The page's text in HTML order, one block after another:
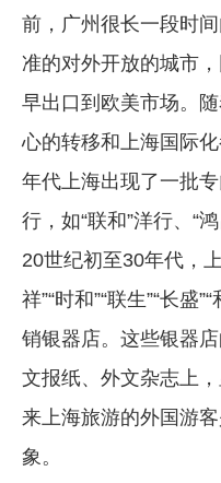
前，广州很长一段时
准的对外开放的城市
早出口到欧美市场。
心的转移和上海国际
年代上海出现了一批
行，如“联和”洋行、“
20世纪初至30年代，
祥”“时和”“联生”“长盛
销银器店。这些银器
文报纸、外文杂志上
来上海旅游的外国游
象。